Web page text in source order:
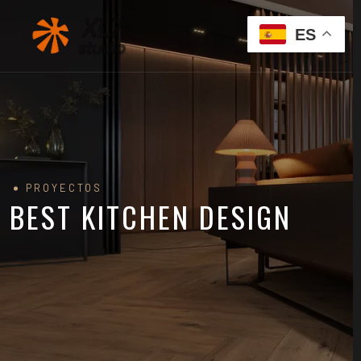
PROYECTOS
BEST KITCHEN DESIGN
ES